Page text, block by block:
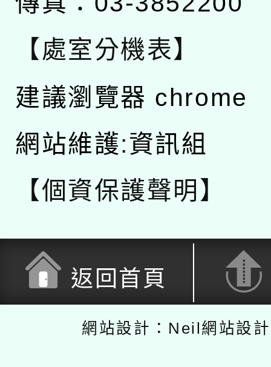
【處室分機表】
建議瀏覽器 chrome
網站維護:資訊組
【個資保護聲明】
返回首頁
網站設計：Neil網站設